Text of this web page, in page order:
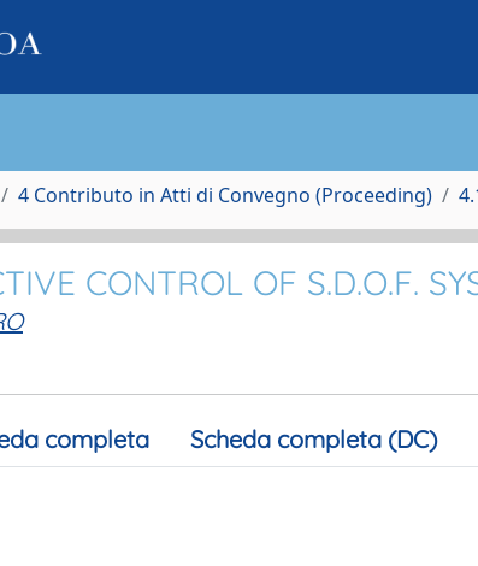
4 Contributo in Atti di Convegno (Proceeding)
CONTROL OF S.D.O.F.
completa Scheda completa (DC)